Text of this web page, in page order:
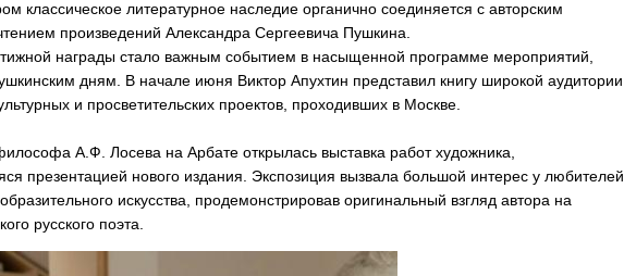
классическое литературное наследие органично соединяется с авторским
произведений Александра Сергеевича Пушкина.
награды стало важным событием в насыщенной программе мероприятий,
дням. В начале июня Виктор Апухтин представил книгу широкой аудитории
и просветительских проектов, проходивших в Москве.
А.Ф. Лосева на Арбате открылась выставка работ художника,
презентацией нового издания. Экспозиция вызвала большой интерес у любителей
искусства, продемонстрировав оригинальный взгляд автора на
русского поэта.